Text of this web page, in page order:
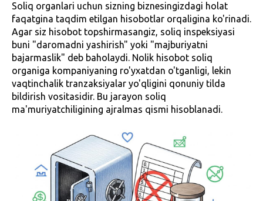
Soliq organlari uchun sizning biznesingizdagi holat
faqatgina taqdim etilgan hisobotlar orqaligina ko'rinadi.
Agar siz hisobot topshirmasangiz, soliq inspeksiyasi
buni "daromadni yashirish" yoki "majburiyatni
bajarmaslik" deb baholaydi. Nolik hisobot soliq
organiga kompaniyaning ro'yxatdan o'tganligi, lekin
vaqtinchalik tranzaksiyalar yo'qligini qonuniy tilda
bildirish vositasidir. Bu jarayon soliq
ma'muriyatchiligining ajralmas qismi hisoblanadi.